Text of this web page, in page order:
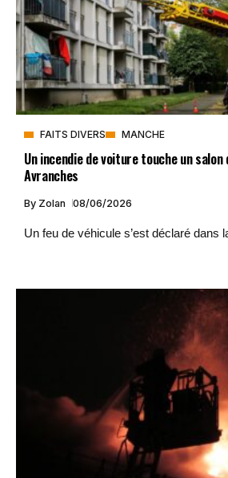
FAITS DIVERS MANCHE
Un incendie de voiture touche un
Avranches
By Zolan 08/06/2026
Un feu de véhicule s’est déclaré dans